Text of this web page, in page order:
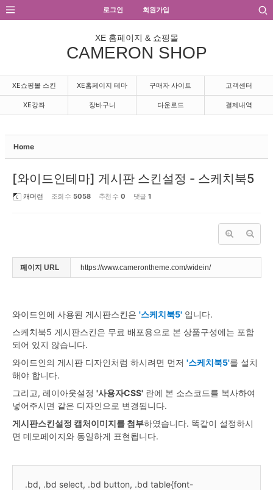
로그인 회원가입
XE 홈페이지 & 쇼핑몰
CAMERON SHOP
XE쇼핑몰 스킨 XE홈페이지 테마 구매자 사이트 고객센터
XE강좌 장바구니 다운로드 결제내역
Home
[와이드인테마] 게시판 스킨설정 - 스케치북5
캐머런 조회 수 5058 추천 수 0 댓글 1
페이지 URL https://www.camerontheme.com/widein/
와이드인에 사용된 게시판스킨은 '스케치북5' 입니다.
스케치북5 게시판스킨은 무료 배포용으로 본 상품구성에는 포함
되어 있지 않습니다.
와이드인의 게시판 디자인처럼 하시려면 먼저 '스케치북5'를 설치
해야 합니다.
그리고, 레이아웃설정 '사용자CSS' 란에 본 소스코드를 복사하여
넣어주시면 같은 디자인으로 변경됩니다.
게시판스킨설정 캡처이미지를 첨부하였습니다. 똑같이 설정하시
면 데모페이지와 동일하게 표현됩니다.
.bd, .bd select, .bd button, .bd table{font-